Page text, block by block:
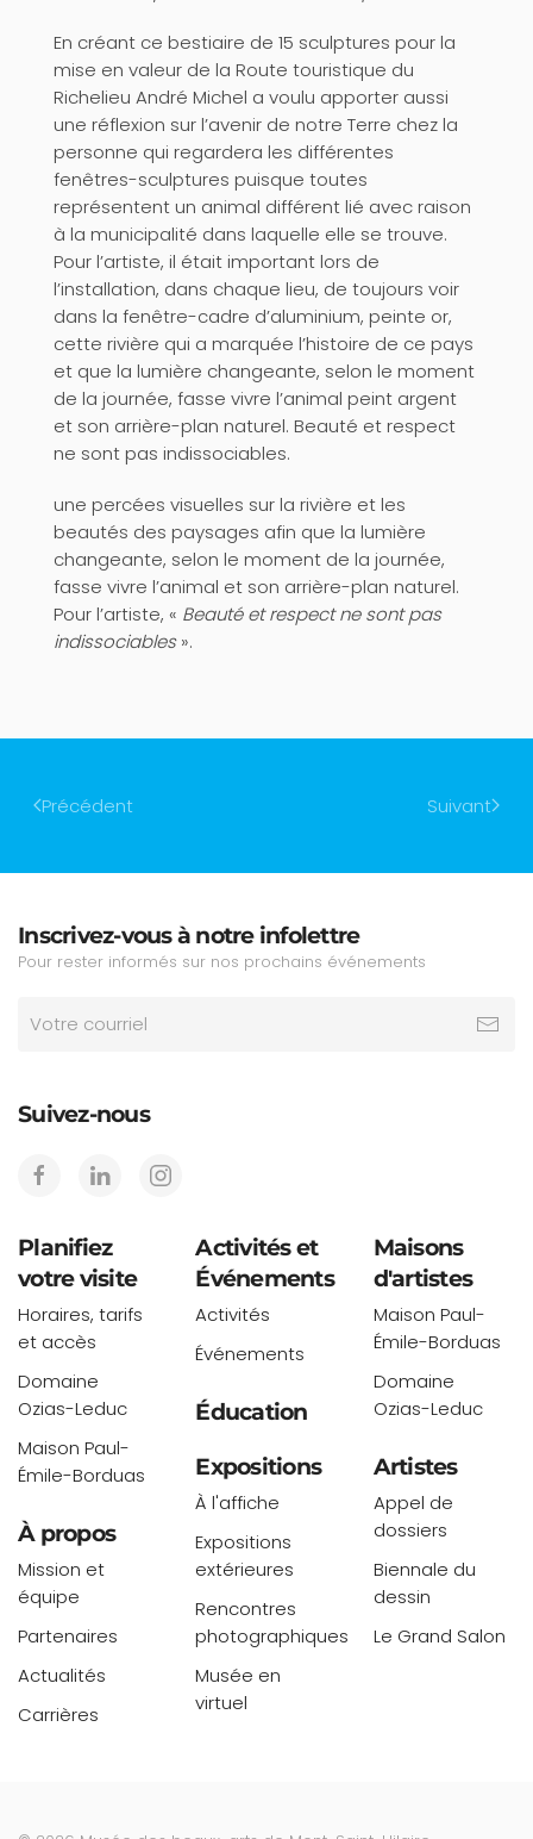
En créant ce bestiaire de 15 sculptures pour la
mise en valeur de la Route touristique du
Richelieu André Michel a voulu apporter aussi
une réflexion sur l’avenir de notre Terre chez la
personne qui regardera les différentes
fenêtres-sculptures puisque toutes
représentent un animal différent lié avec raison
à la municipalité dans laquelle elle se trouve.
Pour l’artiste, il était important lors de
l’installation, dans chaque lieu, de toujours voir
dans la fenêtre-cadre d’aluminium, peinte or,
cette rivière qui a marquée l’histoire de ce pays
et que la lumière changeante, selon le moment
de la journée, fasse vivre l’animal peint argent
et son arrière-plan naturel. Beauté et respect
ne sont pas indissociables.
une percées visuelles sur la rivière et les
beautés des paysages afin que la lumière
changeante, selon le moment de la journée,
fasse vivre l’animal et son arrière-plan naturel.
Pour l’artiste, « Beauté et respect ne sont pas
indissociables».
Précédent Suivant
Inscrivez-vous à notre infolettre
Pour rester informés sur nos prochains événements
Suivez-nous
Planifiez
votre visite
Horaires, tarifs
et accès
Domaine
Ozias-Leduc
Maison Paul-
Émile-Borduas
À propos
Mission et
équipe
Partenaires
Actualités
Carrières
Activités et
Événements
Activités
Événements
Éducation
Expositions
À l'affiche
Expositions
extérieures
Rencontres
photographiques
Musée en
virtuel
Maisons
d'artistes
Maison Paul-
Émile-Borduas
Domaine
Ozias-Leduc
Artistes
Appel de
dossiers
Biennale du
dessin
Le Grand Salon